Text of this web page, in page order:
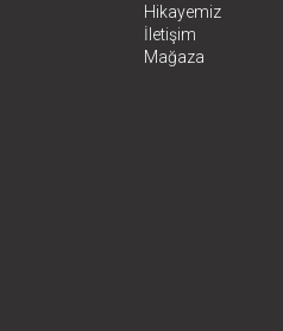
Hikayemiz
İletişim
Mağaza